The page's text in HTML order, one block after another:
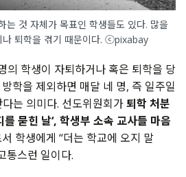
는 것 자체가 목표인 학생들도 있다. 많을
나 퇴학을 겪기 때문이다. ⓒpixabay
의 학생이 자퇴하거나 혹은 퇴학을 당
학을 제외하면 매달 네 명, 즉 일주일
는 의미다. 선도위원회가퇴학 처분
를 묻힌 날‘, 학생부 소속 교사들 마음
학생에게 “더는 학교에 오지 말
통스런 일이다.